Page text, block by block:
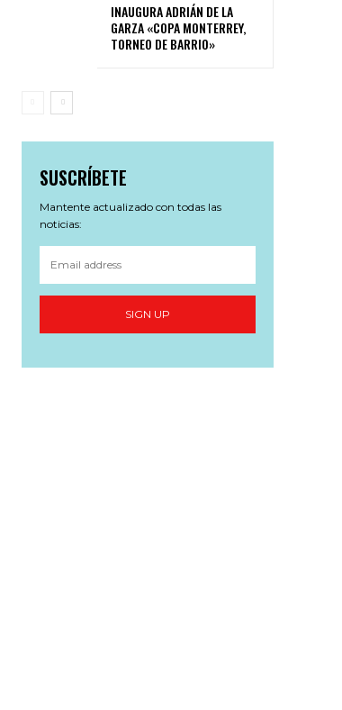
INAUGURA ADRIÁN DE LA
GARZA «COPA MONTERREY,
TORNEO DE BARRIO»
SUSCRÍBETE
Mantente actualizado con todas las
noticias:
SIGN UP